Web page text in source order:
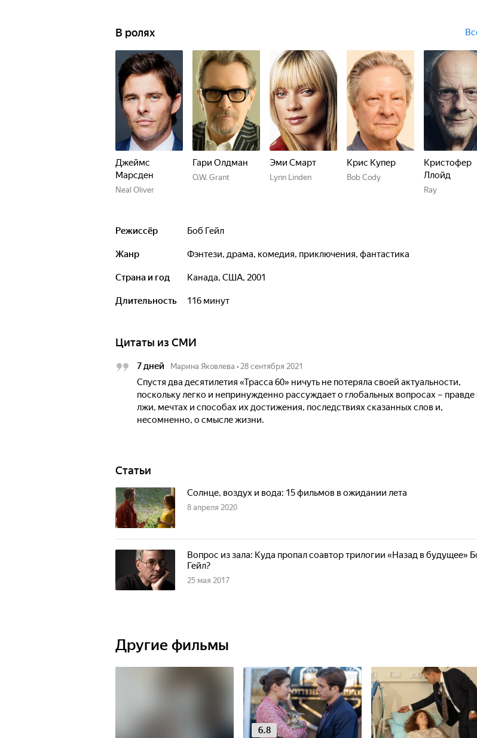
В ролях
Джеймс
Марсден
Neal Oliver
Гари Олдман
O.W. Grant
Эми Смарт
Lynn Linden
Крис Купер
Bob Cody
Кристофер
Ллойд
Ray
Режиссёр Боб Гейл
Жанр фэнтези, драма, комедия, приключения, фантастика
Страна и год Канада, США, 2001
Длительность 116 минут
Цитаты из СМИ
7 дней Марина Яковлева • 28 сентября 2021
Спустя два десятилетия «Трасса 60» ничуть не потеряла своей актуальности,
поскольку легко и непринужденно рассуждает о глобальных вопросах – правде
лжи, мечтах и способах их достижения, последствиях сказанных слов и,
несомненно, о смысле жизни.
Статьи
Солнце, воздух и вода: 15 фильмов в ожидании лета
8 апреля 2020
Вопрос из зала: Куда пропал соавтор трилогии «Назад в будущее»
Гейл?
25 мая 2017
Другие фильмы
6.8